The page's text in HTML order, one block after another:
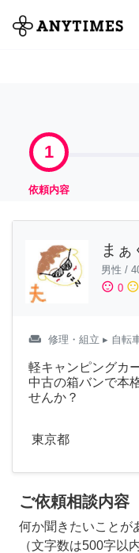
全て
1
依頼内容
まぁ
男性 /
sentiment_satisfied 0 sentiment_neutral
weekend 修理・組立 ▸ 自転
軽キャンピングカ
中古の箱バンで本
せんか？
東京都
ご依頼相談内容
何か聞きたいことが
（文字数は500字以内